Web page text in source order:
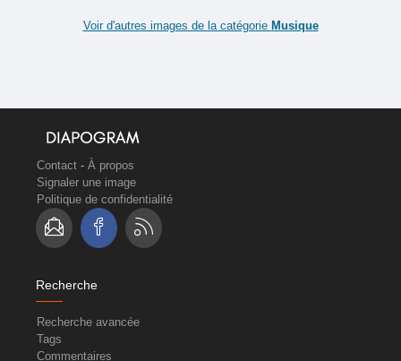
Voir d'autres images de la catégorie Musique
Contact - À propos
Signaler une image
Politique de confidentialité
Recherche
Recherche avancée
Tags
Commentaires